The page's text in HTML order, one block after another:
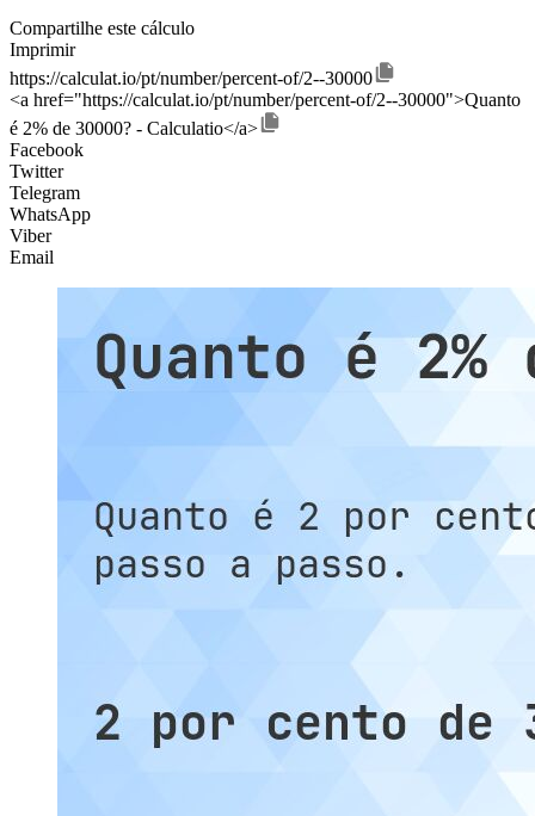
Compartilhe este cálculo
Imprimir
https://calculat.io/pt/number/percent-of/2--30000
<a href="https://calculat.io/pt/number/percent-of/2--30000">Quanto
é 2% de 30000? - Calculatio</a>
Facebook
Twitter
Telegram
WhatsApp
Viber
Email